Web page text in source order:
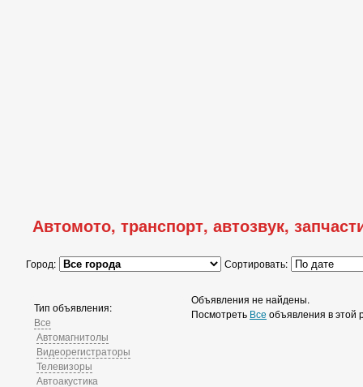
Автомото, транспорт, автозвук,
Город: Сортировать:
Тип объявления:
Все
Автомагнитолы
Видеорегистраторы
Телевизоры
Автоакустика
Объявления не найдены.
Посмотреть Все объявления в этой